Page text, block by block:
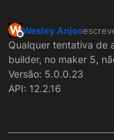
W
Offline
Wesley Anjos
última
Qualquer tentativa de
builder, no maker 5,
Versão: 5.0.0.23
API: 12.2.16